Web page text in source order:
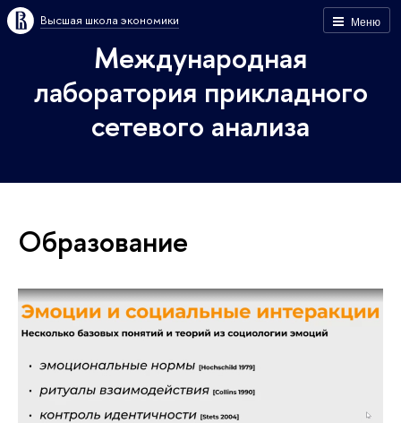
Меню
Высшая школа экономики
Международная
лаборатория прикладного
сетевого анализа
Образование